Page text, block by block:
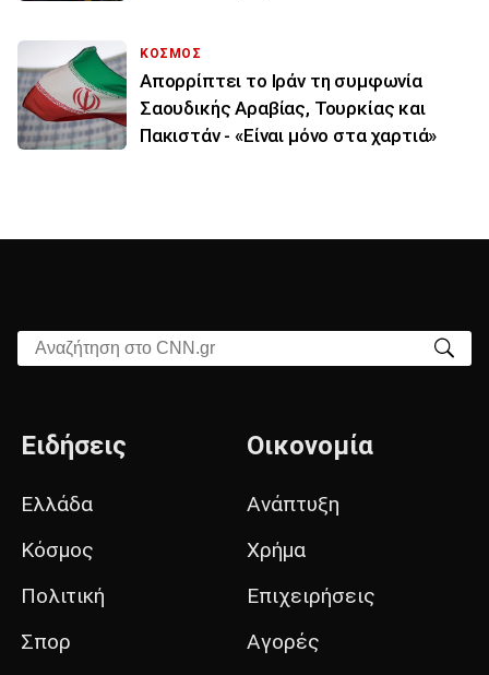
ΚΟΣΜΟΣ
Απορρίπτει το Ιράν τη συμφωνία
Σαουδικής Αραβίας, Τουρκίας και
Πακιστάν - «Είναι μόνο στα χαρτιά»
Αναζήτηση στο CNN.gr
Ειδήσεις
Ελλάδα
Κόσμος
Πολιτική
Σπορ
Οικονομία
Ανάπτυξη
Χρήμα
Επιχειρήσεις
Αγορές